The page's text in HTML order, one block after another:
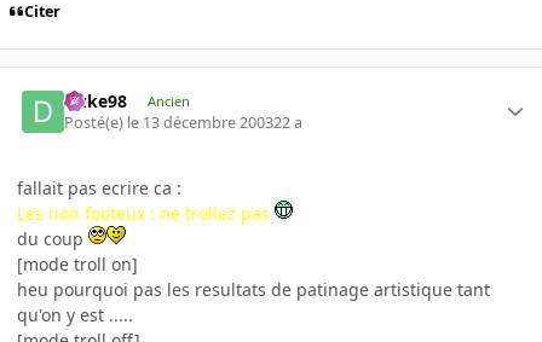
Citer
Duke98 Ancien
Posté(e) le 13 décembre 200322 a
fallait pas ecrire ca :
Les non footeux : ne trollez pas
du coup
[mode troll on]
heu pourquoi pas les resultats de patinage artistique tant
qu'on y est .....